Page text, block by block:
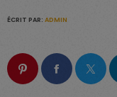
ÉCRIT PAR: ADMIN